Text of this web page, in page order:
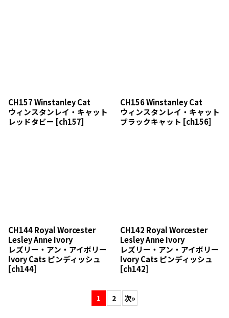
CH157 Winstanley Cat
ウィンスタンレイ・キャット
レッドタビー [ch157]
CH156 Winstanley Cat
ウィンスタンレイ・キャット
ブラックキャット [ch156]
CH144 Royal Worcester
Lesley Anne Ivory
レズリー・アン・アイボリー
Ivory Cats ピンディッシュ
[ch144]
CH142 Royal Worcester
Lesley Anne Ivory
レズリー・アン・アイボリー
Ivory Cats ピンディッシュ
[ch142]
1 2 次»